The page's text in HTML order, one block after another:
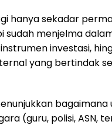
hanya sekadar
sudah menjelma
investasi,
yang bertindak
(guru, polisi, ASN,